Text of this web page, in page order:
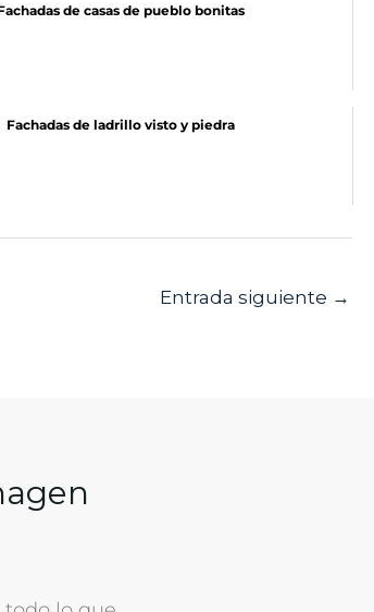
de casas de pueblo bonitas
Fachadas de ladrillo visto y piedra
Entrada siguiente →